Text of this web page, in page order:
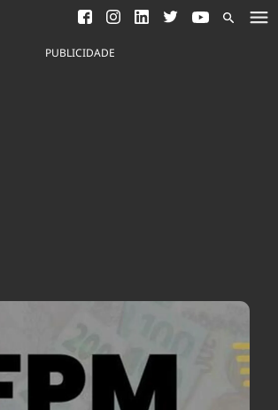
Saneamento
Indicadores
Cultura
Economia
Educação
Infraestrutura
Podcast
Política
Saúde
Tempo
PUBLICIDADE